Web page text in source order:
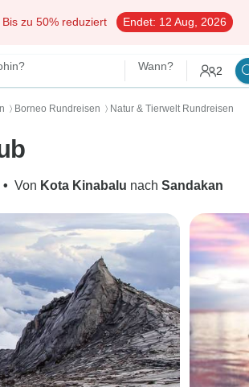
Bis zu 50% reduziert Endet: 12 Aug, 2026
Wann? 2
〉 Borneo Rundreisen 〉 Natur & Tierwelt Rundreisen
• Von Kota Kinabalu nach Sandakan